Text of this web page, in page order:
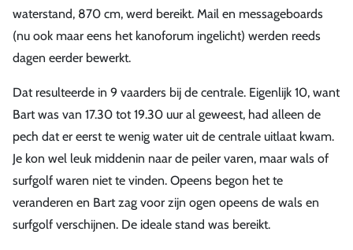
waterstand, 870 cm, werd bereikt. Mail en messageboards
(nu ook maar eens het kanoforum ingelicht) werden reeds
dagen eerder bewerkt.
Dat resulteerde in 9 vaarders bij de centrale. Eigenlijk 10, want
Bart was van 17.30 tot 19.30 uur al geweest, had alleen de
pech dat er eerst te wenig water uit de centrale uitlaat kwam.
Je kon wel leuk middenin naar de peiler varen, maar wals of
surfgolf waren niet te vinden. Opeens begon het te
veranderen en Bart zag voor zijn ogen opeens de wals en
surfgolf verschijnen. De ideale stand was bereikt.